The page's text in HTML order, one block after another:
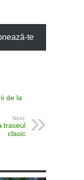
te
de la
Next:
traseul
clasic